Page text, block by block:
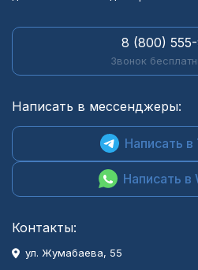
8 (800)
Звонок
Написать в мессенджеры:
Написать
Написать в
Контакты:
ул. Жумабаева, 55